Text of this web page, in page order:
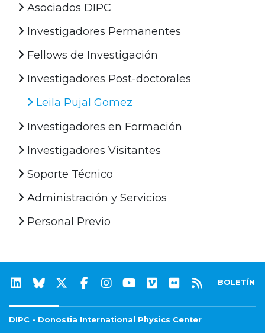
Asociados DIPC
Investigadores Permanentes
Fellows de Investigación
Investigadores Post-doctorales
Leila Pujal Gomez
Investigadores en Formación
Investigadores Visitantes
Soporte Técnico
Administración y Servicios
Personal Previo
BOLETÍN
DIPC - Donostia International Physics Center